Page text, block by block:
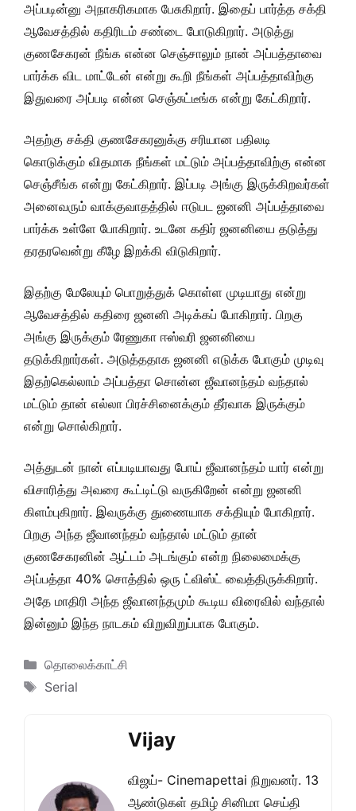
அப்படின்னு அநாகரிகமாக பேசுகிறார். இதைப் பார்த்த சக்தி
ஆவேசத்தில் கதிரிடம் சண்டை போடுகிறார். அடுத்து
குணசேகரன் நீங்க என்ன செஞ்சாலும் நான் அப்பத்தாவை
பார்க்க விட மாட்டேன் என்று கூறி நீங்கள் அப்பத்தாவிற்கு
இதுவரை அப்படி என்ன செஞ்சுட்டீங்க என்று கேட்கிறார்.
அதற்கு சக்தி குணசேகரனுக்கு சரியான பதிலடி
கொடுக்கும் விதமாக நீங்கள் மட்டும் அப்பத்தாவிற்கு என்ன
செஞ்சீங்க என்று கேட்கிறார். இப்படி அங்கு இருக்கிறவர்கள்
அனைவரும் வாக்குவாதத்தில் ஈடுபட ஜனனி அப்பத்தாவை
பார்க்க உள்ளே போகிறார். உடனே கதிர் ஜனனியை தடுத்து
தரதரவென்று கீழே இறக்கி விடுகிறார்.
இதற்கு மேலேயும் பொறுத்துக் கொள்ள முடியாது என்று
ஆவேசத்தில் கதிரை ஜனனி அடிக்கப் போகிறார். பிறகு
அங்கு இருக்கும் ரேணுகா ஈஸ்வரி ஜனனியை
தடுக்கிறார்கள். அடுத்ததாக ஜனனி எடுக்க போகும் முடிவு
இதற்கெல்லாம் அப்பத்தா சொன்ன ஜீவானந்தம் வந்தால்
மட்டும் தான் எல்லா பிரச்சினைக்கும் தீர்வாக இருக்கும்
என்று சொல்கிறார்.
அத்துடன் நான் எப்படியாவது போய் ஜீவானந்தம் யார் என்று
விசாரித்து அவரை கூட்டிட்டு வருகிறேன் என்று ஜனனி
கிளம்புகிறார். இவருக்கு துணையாக சக்தியும் போகிறார்.
பிறகு அந்த ஜீவானந்தம் வந்தால் மட்டும் தான்
குணசேகரனின் ஆட்டம் அடங்கும் என்ற நிலைமைக்கு
அப்பத்தா 40% சொத்தில் ஒரு ட்விஸ்ட் வைத்திருக்கிறார்.
அதே மாதிரி அந்த ஜீவானந்தமும் கூடிய விரைவில் வந்தால்
இன்னும் இந்த நாடகம் விறுவிறுப்பாக போகும்.
Categories
தொலைக்காட்சி
Tags
Serial
Vijay
விஜய்- Cinemapettai நிறுவனர். 13
ஆண்டுகள் தமிழ் சினிமா செய்தி